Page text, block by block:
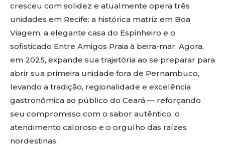
cresceu com solidez e atualmente opera três
unidades em Recife: a histórica matriz em Boa
Viagem, a elegante casa do Espinheiro e o
sofisticado Entre Amigos Praia à beira-mar. Agora,
em 2025, expande sua trajetória ao se preparar para
abrir sua primeira unidade fora de Pernambuco,
levando a tradição, regionalidade e excelência
gastronômica ao público do Ceará — reforçando
seu compromisso com o sabor autêntico, o
atendimento caloroso e o orgulho das raízes
nordestinas.